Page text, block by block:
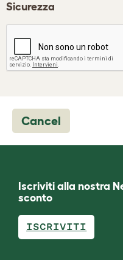
Sicurezza
Cancel
Iscriviti alla nostra
sconto
ISCRIVITI